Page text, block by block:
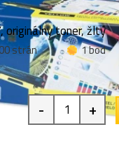
toner, žltý
strán
1 bod
- +